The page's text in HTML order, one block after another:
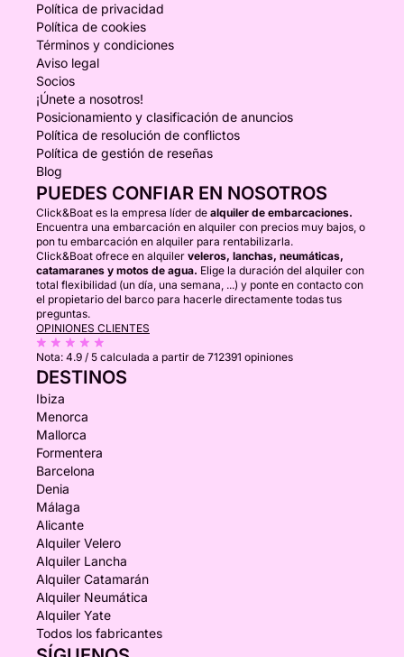
Política de privacidad
Política de cookies
Términos y condiciones
Aviso legal
Socios
¡Únete a nosotros!
Posicionamiento y clasificación de anuncios
Política de resolución de conflictos
Política de gestión de reseñas
Blog
PUEDES CONFIAR EN NOSOTROS
Click&Boat es la empresa líder de alquiler de embarcaciones.
Encuentra una embarcación en alquiler con precios muy bajos, o
pon tu embarcación en alquiler para rentabilizarla.
Click&Boat ofrece en alquiler veleros, lanchas, neumáticas,
catamaranes y motos de agua. Elige la duración del alquiler con
total flexibilidad (un día, una semana, ...) y ponte en contacto con
el propietario del barco para hacerle directamente todas tus
preguntas.
OPINIONES CLIENTES
Nota: 4.9 / 5 calculada a partir de 712391 opiniones
DESTINOS
Ibiza
Menorca
Mallorca
Formentera
Barcelona
Denia
Málaga
Alicante
Alquiler Velero
Alquiler Lancha
Alquiler Catamarán
Alquiler Neumática
Alquiler Yate
Todos los fabricantes